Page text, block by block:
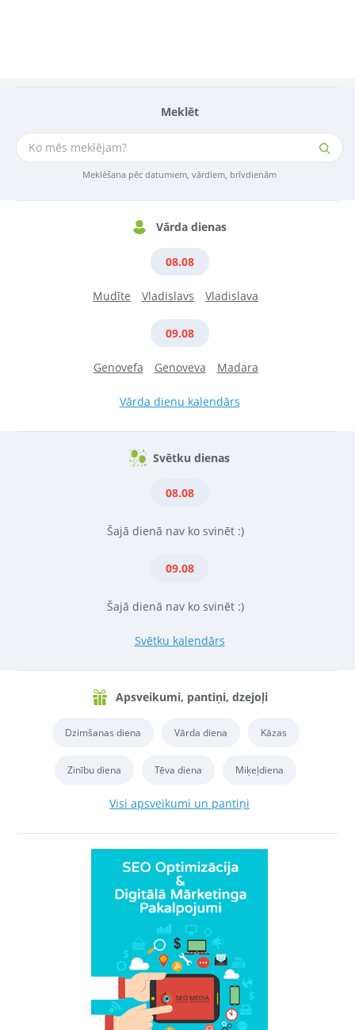
Meklēt
Meklēšana pēc datumiem, vārdiem, brīvdienām
Vārda dienas
08.08
Mudīte Vladislavs Vladislava
09.08
Genovefa Genoveva Madara
Vārda dienu kalendārs
Svētku dienas
08.08
Šajā dienā nav ko svinēt :)
09.08
Šajā dienā nav ko svinēt :)
Svētku kalendārs
Apsveikumi, pantiņi, dzejoļi
Dzimšanas diena Vārda diena Kāzas
Zinību diena Tēva diena Miķeļdiena
Visi apsveikumi un pantiņi